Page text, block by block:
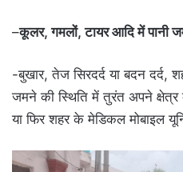
–कूलर, गमलों, टायर आदि में पानी
-बुखार, तेज सिरदर्द या बदन
जमने की स्थिति में तुरंत अपने क्षेत्र
या फिर शहर के मेडिकल मोबाइल